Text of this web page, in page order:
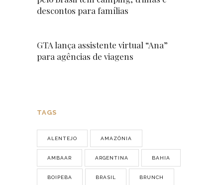
descontos para famílias
GTA lança assistente virtual “Ana”
para agências de viagens
TAGS
ALENTEJO AMAZÔNIA
AMBAAR ARGENTINA BAHIA
BOIPEBA BRASIL BRUNCH